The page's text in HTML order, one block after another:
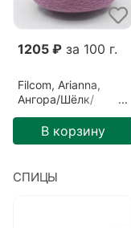
Цвет
Детальный
1205 ₽ за 100 г.
Filcom, Arianna,
Ангора/Шёлк/
Фиолетовый/
Красный лук
В корзину
СПИЦЫ